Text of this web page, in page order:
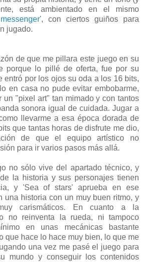
está ambientado en el mismo
', con ciertos guiños para
jugado.
de que me pillara este juego en su
porque lo pillé de oferta, fue por su
entró por los ojos su oda a los 16 bits,
en casa no pude evitar embobarme,
un "pixel art" tan mimado y con tantos
sonora igual de cuidada. Jugar a
llevarme a esa época dorada de
que tantas horas de disfrute me dio,
de que el equipo artístico no
para ir varios pasos más allá.
no sólo vive del apartado técnico, y
la historia y sus personajes tienen
y 'Sea of stars' aprueba en ese
una historia con un muy buen ritmo, y
carismáticos. En cuanto a la
no reinventa la rueda, ni tampoco
en unas mecánicas bastante
que hace lo hace muy bien, lo que me
una vez me pasé el juego para
mundo y conseguir los contenidos